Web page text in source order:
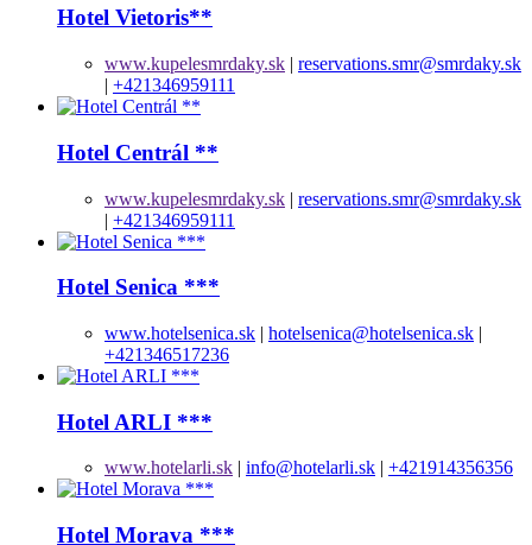
Hotel Vietoris**
www.kupelesmrdaky.sk | reservations.smr@smrdaky.sk
| +421346959111
Hotel Centrál **
www.kupelesmrdaky.sk | reservations.smr@smrdaky.sk
| +421346959111
Hotel Senica ***
www.hotelsenica.sk | hotelsenica@hotelsenica.sk |
+421346517236
Hotel ARLI ***
www.hotelarli.sk info@hotelarli.sk +421914356356
Hotel Morava ***